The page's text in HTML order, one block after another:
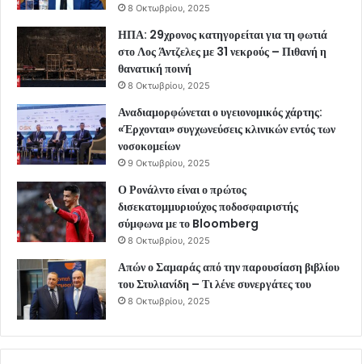
8 Οκτωβρίου, 2025
ΗΠΑ: 29χρονος κατηγορείται για τη φωτιά
στο Λος Άντζελες με 31 νεκρούς – Πιθανή η
θανατική ποινή
8 Οκτωβρίου, 2025
Αναδιαμορφώνεται ο υγειονομικός χάρτης:
«Έρχονται» συγχωνεύσεις κλινικών εντός των
νοσοκομείων
9 Οκτωβρίου, 2025
Ο Ρονάλντο είναι ο πρώτος
δισεκατομμυριούχος ποδοσφαιριστής
σύμφωνα με το Bloomberg
8 Οκτωβρίου, 2025
Απών ο Σαμαράς από την παρουσίαση βιβλίου
του Στυλιανίδη – Τι λένε συνεργάτες του
8 Οκτωβρίου, 2025